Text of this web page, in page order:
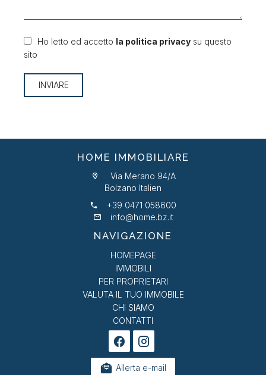
Ho letto ed accetto la politica privacy su questo
sito
INVIARE
HOME IMMOBILIARE
Via Merano 94/A
Bolzano Italien
+39 0471 058600
info@home.bz.it
NAVIGAZIONE
HOMEPAGE
IMMOBILI
PER PROPRIETARI
VALUTA IL TUO IMMOBILE
CHI SIAMO
CONTATTI
Allerta e-mail